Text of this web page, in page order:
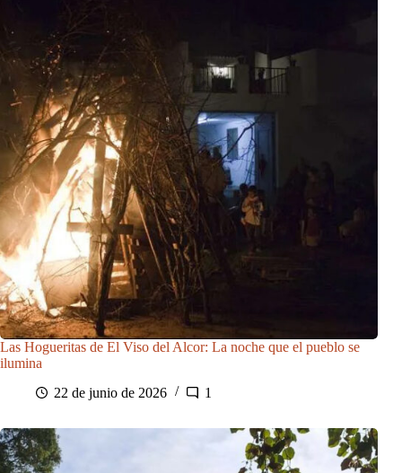
Las Hogueritas de El Viso del Alcor: La noche que el pueblo se
ilumina
22 de junio de 2026
1